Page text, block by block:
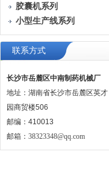
胶囊机系列
小型生产线系列
联系方式
长沙市岳麓区中南制药机械厂
地址：湖南省长沙市岳麓区英才
园商贸楼506
邮编：410013
邮箱： 38323348@qq.com